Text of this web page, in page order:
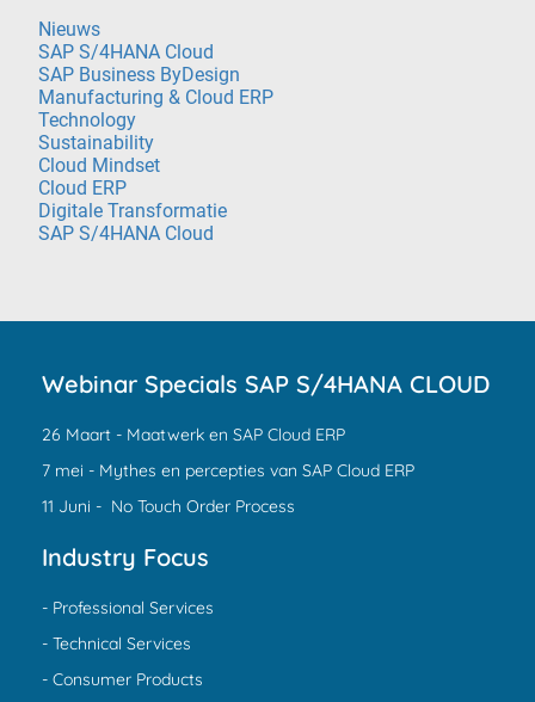
Nieuws
SAP S/4HANA Cloud
SAP Business ByDesign
Manufacturing & Cloud ERP
Technology
Sustainability
Cloud Mindset
Cloud ERP
Digitale Transformatie
SAP S/4HANA Cloud
Webinar Specials SAP S/4HANA CLOUD
26 Maart - Maatwerk en SAP Cloud ERP
7 mei - Mythes en percepties van SAP Cloud ERP
11 Juni - No Touch Order Process
Industry Focus
- Professional Services
- Technical Services
- Consumer Products